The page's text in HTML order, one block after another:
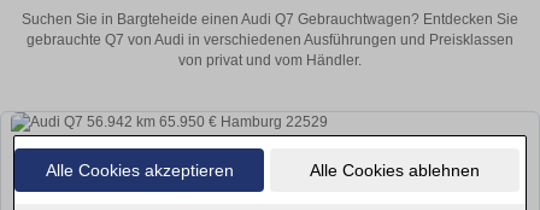
Alle Cookies akzeptieren Alle Cookies ablehnen
Suchen Sie in Bargteheide einen Audi Q7 Gebrauchtwagen? Entdecken Sie
gebrauchte Q7 von Audi in verschiedenen Ausführungen und Preisklassen
von privat und vom Händler.